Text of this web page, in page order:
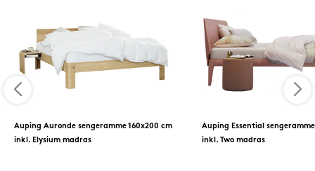
Auping Auronde sengeramme 160x200 cm
inkl. Elysium madras
Auping Essential
inkl. Two madras